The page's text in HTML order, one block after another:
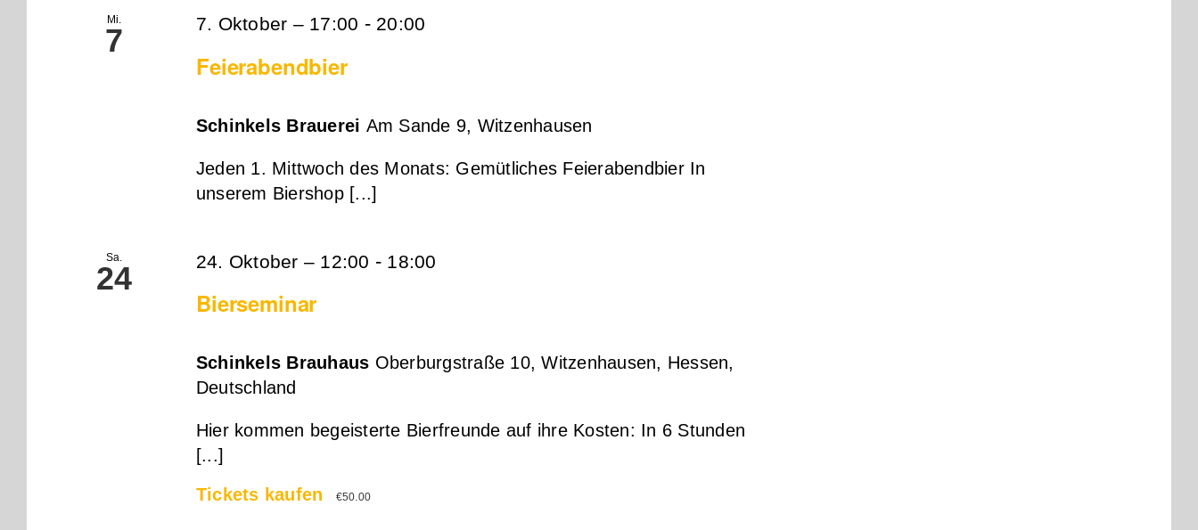
Mi.
7
Feierabendbier
7. Oktober – 17:00 - 20:00
Schinkels Brauerei Am Sande 9, Witzenhausen
Jeden 1. Mittwoch des Monats: Gemütliches Feierabendbier In
unserem Biershop [...]
Sa.
24
Bierseminar
24. Oktober – 12:00 - 18:00
Schinkels Brauhaus Oberburgstraße 10, Witzenhausen, Hessen,
Deutschland
Hier kommen begeisterte Bierfreunde auf ihre Kosten: In 6 Stunden
[...]
Tickets kaufen
€50.00